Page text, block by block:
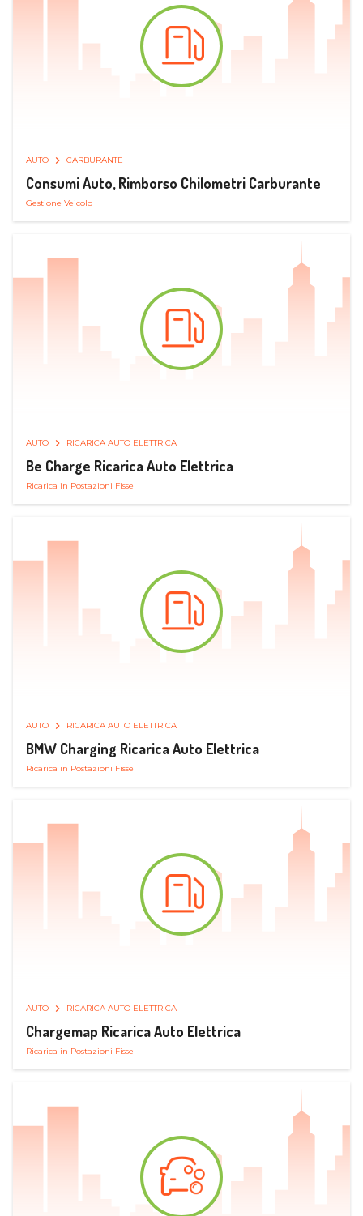
AUTO CARBURANTE
Consumi Auto, Rimborso Chilometri Carburante
Gestione Veicolo
AUTO RICARICA AUTO ELETTRICA
Be Charge Ricarica Auto Elettrica
Ricarica in Postazioni Fisse
AUTO RICARICA AUTO ELETTRICA
BMW Charging Ricarica Auto Elettrica
Ricarica in Postazioni Fisse
AUTO RICARICA AUTO ELETTRICA
Chargemap Ricarica Auto Elettrica
Ricarica in Postazioni Fisse